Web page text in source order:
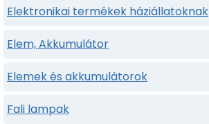
Elektronikai termékek háziállatoknak
Elem, Akkumulátor
Elemek és akkumulátorok
Fali lampak